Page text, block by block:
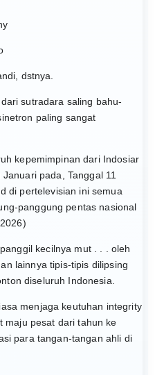
dstnya.
sutradara saling bahu-
paling sangat
kepemimpinan dari Indosiar
pada, Tanggal 11
di pertelevisian ini semua
panggung pentas nasional
kecilnya mut . . . oleh
lainnya tipis-tipis dilipsing
diseluruh Indonesia.
menjaga keutuhan integrity
maju pesat dari tahun ke
para tangan-tangan ahli di